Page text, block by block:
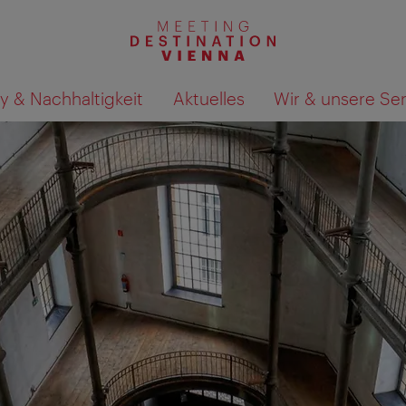
& Nachhaltigkeit Aktuelles Wir & unsere
Suchergebnisse auf Karte